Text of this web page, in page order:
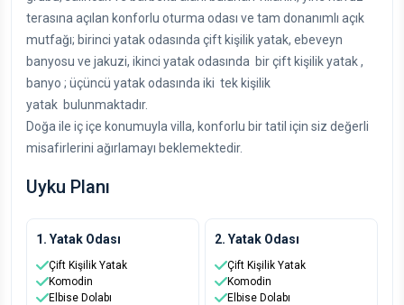
terasına açılan konforlu oturma odası ve tam donanımlı açık
mutfağı; birinci yatak odasında çift kişilik yatak, ebeveyn
banyosu ve jakuzi, ikinci yatak odasında bir çift kişilik yatak ,
banyo ; üçüncü yatak odasında iki tek kişilik
yatak bulunmaktadır.
Doğa ile iç içe konumuyla villa, konforlu bir tatil için siz değerli
misafirlerini ağırlamayı beklemektedir.
Uyku Planı
1. Yatak Odası
Çift Kişilik Yatak
Komodin
Elbise Dolabı
2. Yatak Odası
Çift Kişilik Yatak
Komodin
Elbise Dolabı